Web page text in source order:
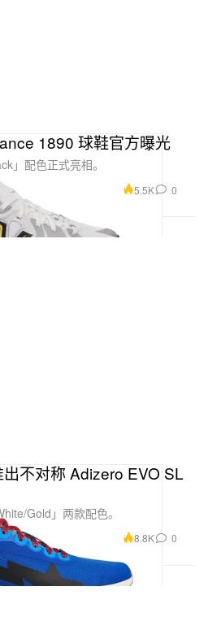
1890 球鞋官方曝光
」配色正式亮相。
5.5K 0
不对称 Adizero EVO SL
Gold」两款配色。
8.8K 0